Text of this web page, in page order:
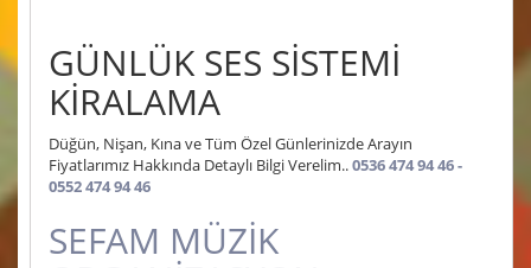
GÜNLÜK SES SİSTEMİ
KİRALAMA
Düğün, Nişan, Kına ve Tüm Özel Günlerinizde Arayın
Fiyatlarımız Hakkında Detaylı Bilgi Verelim..0536 474 94 46 -
0552 474 94 46
SEFAM MÜZİK